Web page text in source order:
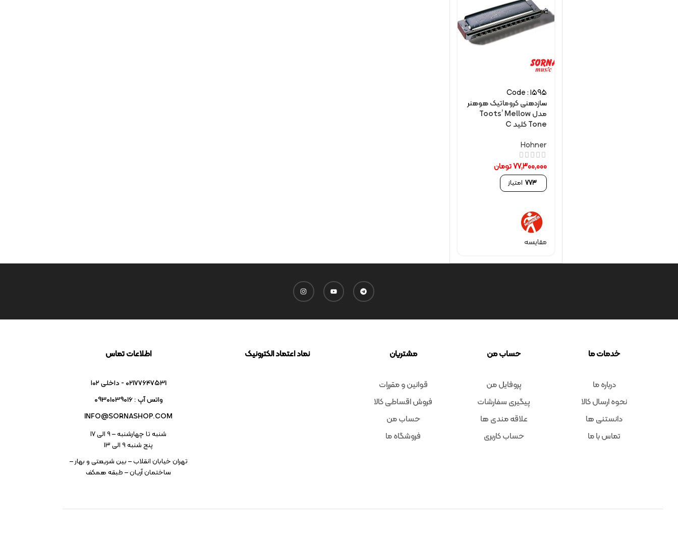
Code : 1595
سازدهنی کروماتیک هوهنر
مدل Toots’ Mellow
Tone کلید C
Hohner
77,300,000تومان
773 امتیاز
مقایسه
خدمات ما
درباره ما
نحوه ارسال کالا
دانستنی ها
تماس با ما
حساب من
پروفایل من
پیگیری سفارشات
علاقه مندی ها
حساب کاربری
مشتریان
قوانین و مقررات
فروش اقساطی کالا
حساب من
فروشگاه ما
نماد اعتماد الکترونیک اطلاعات تماس
02177647531 - داخلی ۱۰۲
واتس آپ : 09301039016
INFO@SORNASHOP.COM
شنبه تا چهارشنبه – ۹ الی 17
پنج شنبه ۹ الی 13
تهران خیابان انقلاب – بین شریعتی و بهار –
ساختمان آریان – طبقه همکف